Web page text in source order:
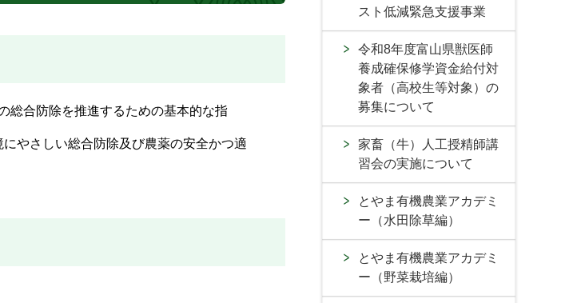
総合防除を推進するための基本的な指
やさしい総合防除及び農薬の安全かつ適
スト低減緊急支援事業
令和8年度富山県獣医師
養成確保修学資金給付対
象者（高校生等対象）の
募集について
家畜（牛）人工授精師講
習会の実施について
とやま有機農業アカデミ
ー（水田除草編）
とやま有機農業アカデミ
ー（野菜栽培編）